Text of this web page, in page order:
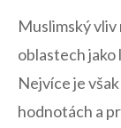
Muslimský
oblastech​
Nejvíce ⁢je
hodnotách a